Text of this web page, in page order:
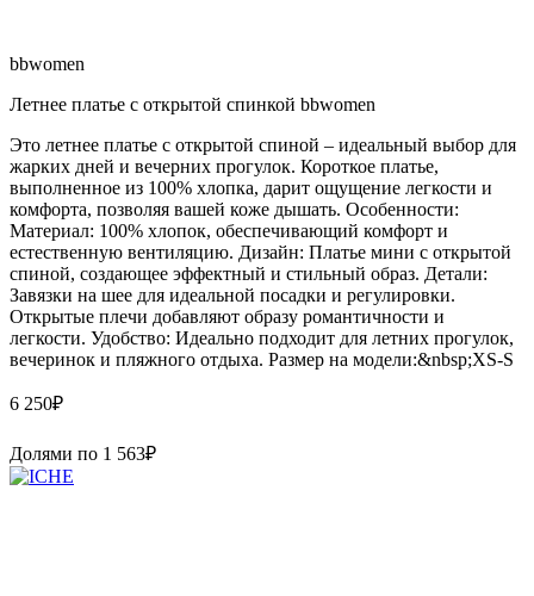
bbwomen
Летнее платье с открытой спинкой bbwomen
Это летнее платье с открытой спиной – идеальный выбор для
жарких дней и вечерних прогулок. Короткое платье,
выполненное из 100% хлопка, дарит ощущение легкости и
комфорта, позволяя вашей коже дышать. Особенности:
Материал: 100% хлопок, обеспечивающий комфорт и
естественную вентиляцию. Дизайн: Платье мини с открытой
спиной, создающее эффектный и стильный образ. Детали:
Завязки на шее для идеальной посадки и регулировки.
Открытые плечи добавляют образу романтичности и
легкости. Удобство: Идеально подходит для летних прогулок,
вечеринок и пляжного отдыха. Размер на модели:&nbsp;XS-S
6 250₽
Долями по 1 563₽